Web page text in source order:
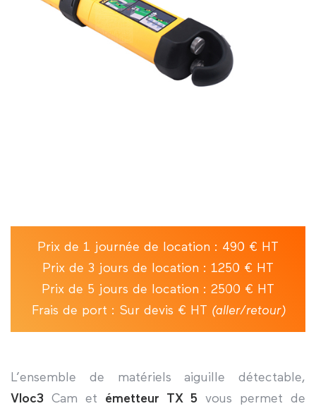
Prix de 1 journée de location : 490 € HT
Prix de 3 jours de location : 1250 € HT
Prix de 5 jours de location : 2500 € HT
Frais de port : Sur devis € HT (aller/retour)
L’ensemble de matériels aiguille détectable,
Vloc3 Cam et émetteur TX 5 vous permet de